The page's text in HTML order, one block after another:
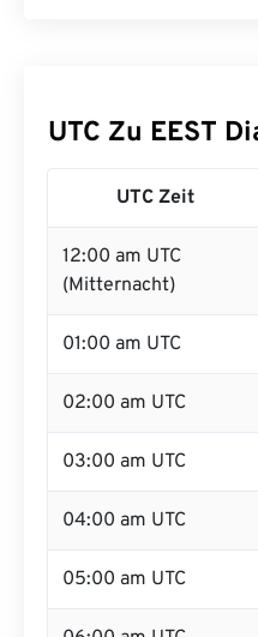
UTC Zu EEST
UTC Zeit
12:00 am UTC
(Mitternacht)
01:00 am UTC
02:00 am UTC
03:00 am UTC
04:00 am UTC
05:00 am UTC